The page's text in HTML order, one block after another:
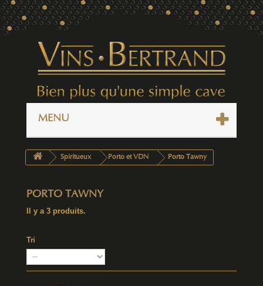
MENU
Spiritueux Porto et VDN Porto Tawny
PORTO TAWNY
Il y a 3 produits.
Tri